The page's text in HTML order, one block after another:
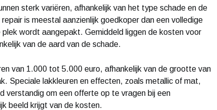
sterk variëren, afhankelijk van het type schade en de
is meestal aanzienlijk goedkoper dan een volledige
wordt aangepakt. Gemiddeld liggen de kosten voor
van de aard van de schade.
van 1.000 tot 5.000 euro, afhankelijk van de grootte van
Speciale lakkleuren en effecten, zoals metallic of mat,
verstandig om een offerte op te vragen bij een
beeld krijgt van de kosten.